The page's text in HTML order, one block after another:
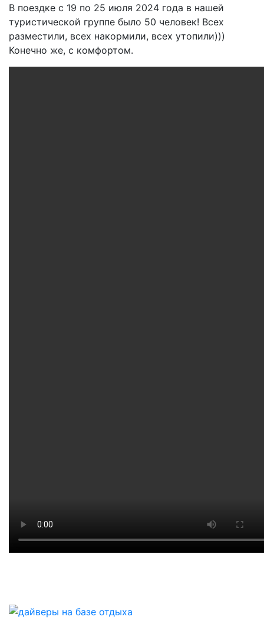
В поездке с 19 по 25 июля 2024 года в нашей
туристической группе было 50 человек! Всех
разместили, всех накормили, всех утопили)))
Конечно же, с комфортом.